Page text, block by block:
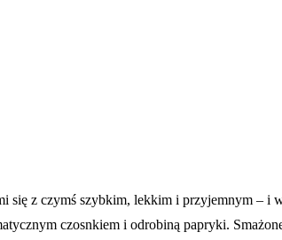
się z czymś szybkim, lekkim i przyjemnym – i
czosnkiem i odrobiną papryki.